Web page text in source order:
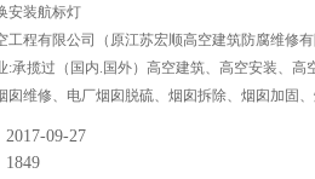
安装航标灯
工程有限公司（原江苏宏顺高空建筑防腐维修
:承揽过（国内.国外）高空建筑、高空安装、高
囱维修、电厂烟囱脱硫、烟囱拆除、烟囱加固
程。
09-27
1849